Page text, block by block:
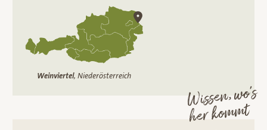
Weinviertel, Niederösterreich
Wissen, wo’s
her kommt